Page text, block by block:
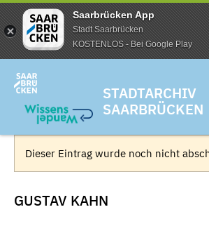
Saarbrücken App
Stadt Saarbrücken
KOSTENLOS - Bei Google Play
STADTARCHIV
SAARBRÜCKEN
Dieser Eintrag wurde noch nicht
GUSTAV KAHN